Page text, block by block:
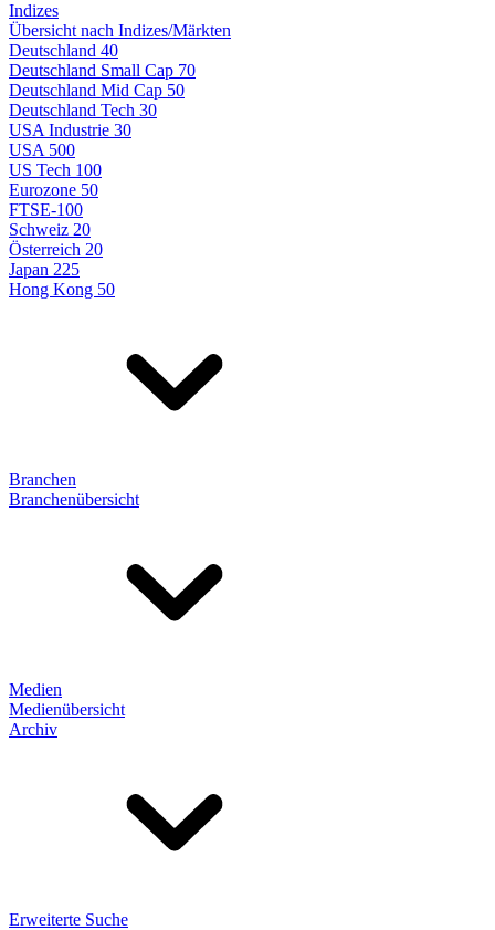
Indizes
Übersicht nach Indizes/Märkten
Deutschland 40
Deutschland Small Cap 70
Deutschland Mid Cap 50
Deutschland Tech 30
USA Industrie 30
USA 500
US Tech 100
Eurozone 50
FTSE-100
Schweiz 20
Österreich 20
Japan 225
Hong Kong 50
Branchen
Branchenübersicht
Medien
Medienübersicht
Archiv
Erweiterte Suche